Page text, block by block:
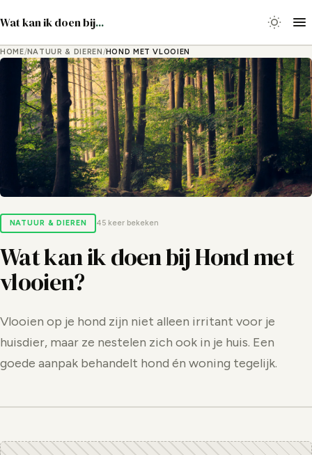
Wat kan ik doen bij...
HOME/NATUUR & DIEREN /HOND MET VLOOIEN
NATUUR & DIEREN 45 keer bekeken
Wat kan ik doen bij Hond met
vlooien?
Vlooien op je hond zijn niet alleen irritant voor je
huisdier, maar ze nestelen zich ook in je huis. Een
goede aanpak behandelt hond én woning tegelijk.